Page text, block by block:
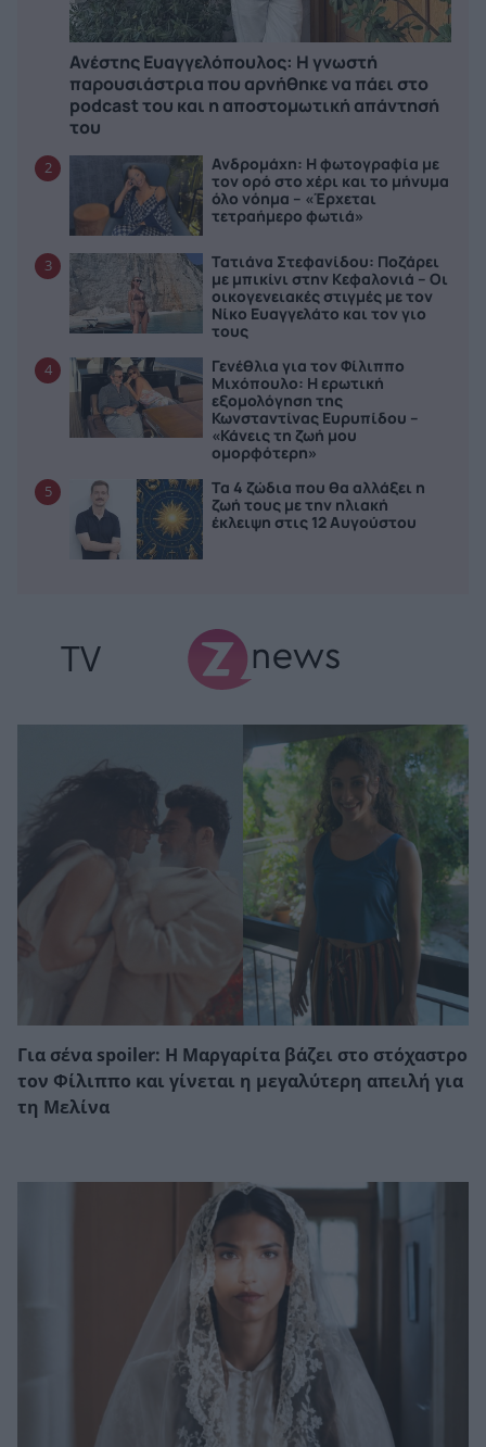
Ανέστης Ευαγγελόπουλος: Η γνωστή
παρουσιάστρια που αρνήθηκε να πάει στο
podcast του και η αποστομωτική απάντησή
του
2
Ανδρομάχη: Η φωτογραφία με
τον ορό στο χέρι και το μήνυμα
όλο νόημα – «Έρχεται
τετραήμερο φωτιά»
3
Τατιάνα Στεφανίδου: Ποζάρει
με μπικίνι στην Κεφαλονιά – Οι
οικογενειακές στιγμές με τον
Νίκο Ευαγγελάτο και τον γιο
τους
4
Γενέθλια για τον Φίλιππο
Μιχόπουλο: Η ερωτική
εξομολόγηση της
Κωνσταντίνας Ευρυπίδου –
«Κάνεις τη ζωή μου
ομορφότερη»
5
Τα 4 ζώδια που θα αλλάξει η
ζωή τους με την ηλιακή
έκλειψη στις 12 Αυγούστου
TV
Για σένα spoiler: Η Μαργαρίτα βάζει στο στόχαστρο
τον Φίλιππο και γίνεται η μεγαλύτερη απειλή για
τη Μελίνα